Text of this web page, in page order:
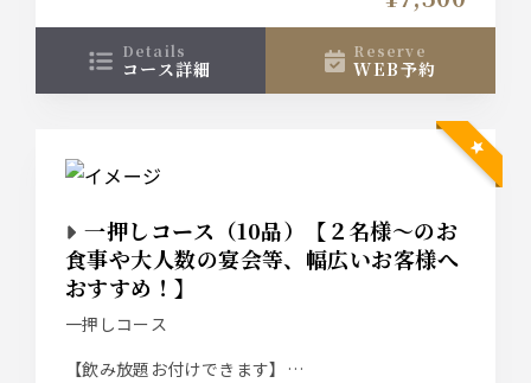
↓おすすめプラスオプション↓
【コースのイカでは物足りないお客様におすすめ】
泳ぎイカ増量⇒1300円（お一人様50ｇが倍の100ｇ
に増えます）
め】
カツオ増量⇒1300円（お一人様３貫から倍の６貫に
増えます）
【もう一品何か欲しい…そんなお客様に】
＊詳しくお好みを伺いたいので、お電話でご相談下
details
コース詳細
reserve
WEB予約
一押しコース（10品）【２名様～のお
食事や大人数の宴会等、幅広いお客様へ
おすすめ！】
一押しコース
【飲み放題お付けできます】